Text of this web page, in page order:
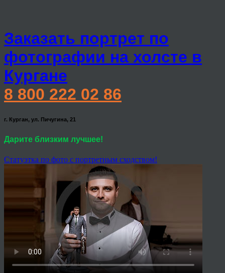
Заказать портрет по
фотографии на холсте в
Кургане
8 800 222 02 86
г. Курган, ул. Пичугина, 21
Дарите близким лучшее!
Статуэтка по фото с портретным сходством!